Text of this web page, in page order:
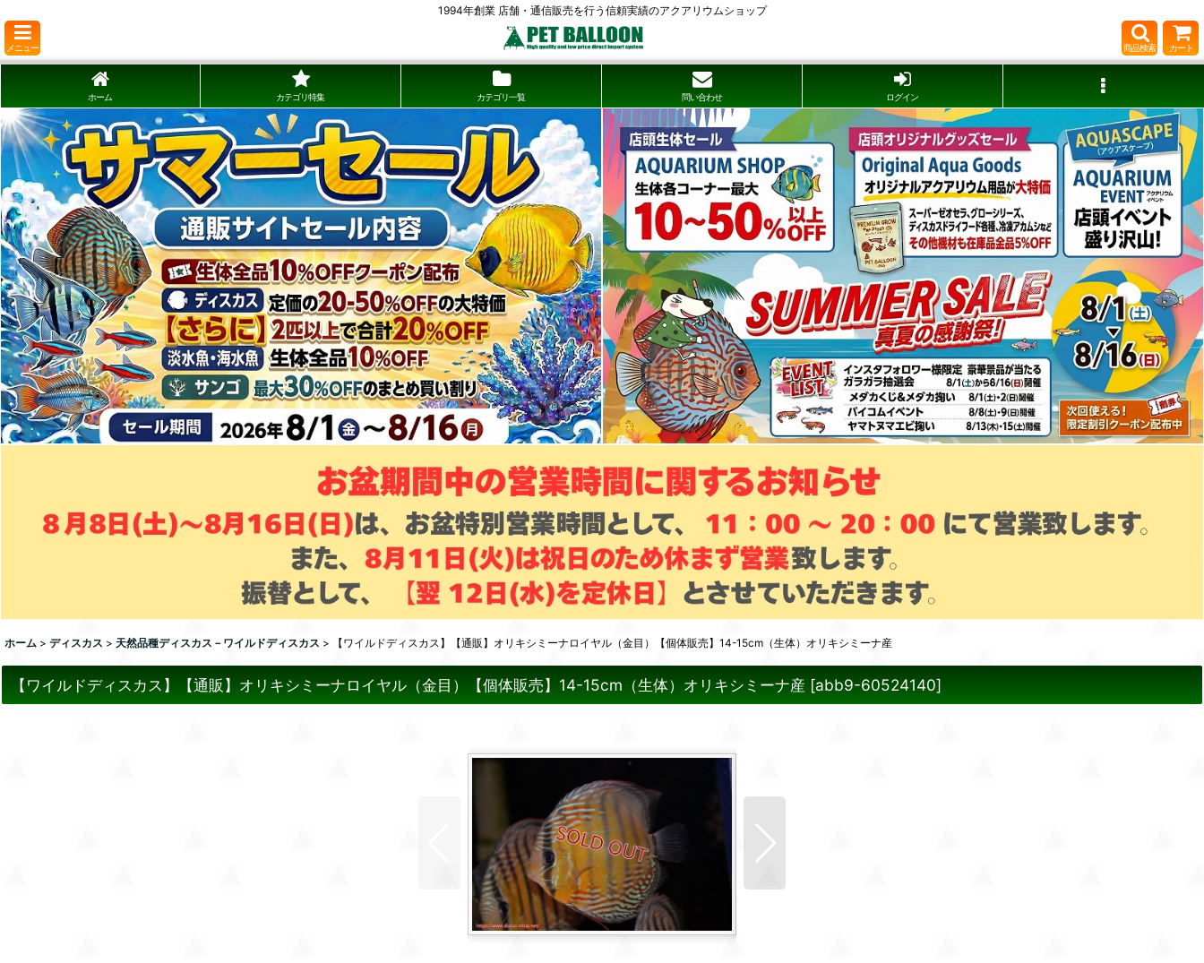
1994年創業 店舗・通信販売を行う信頼実績のアクアリウムショップ
メニュー 商品検索 カート
ホーム カテゴリ特集 カテゴリ一覧 問い合わせ ログイン
ホーム > ディスカス > 天然品種ディスカス－ワイルドディスカス > 【ワイルドディスカス】【通販】オリキシミーナロイヤル（金目）【個体販売】14-15cm（生体）オリキシミーナ産
【ワイルドディスカス】【通販】オリキシミーナロイヤル（金目）【個体販売】14-15cm（生体）オリキシミーナ産 [abb9-60524140]